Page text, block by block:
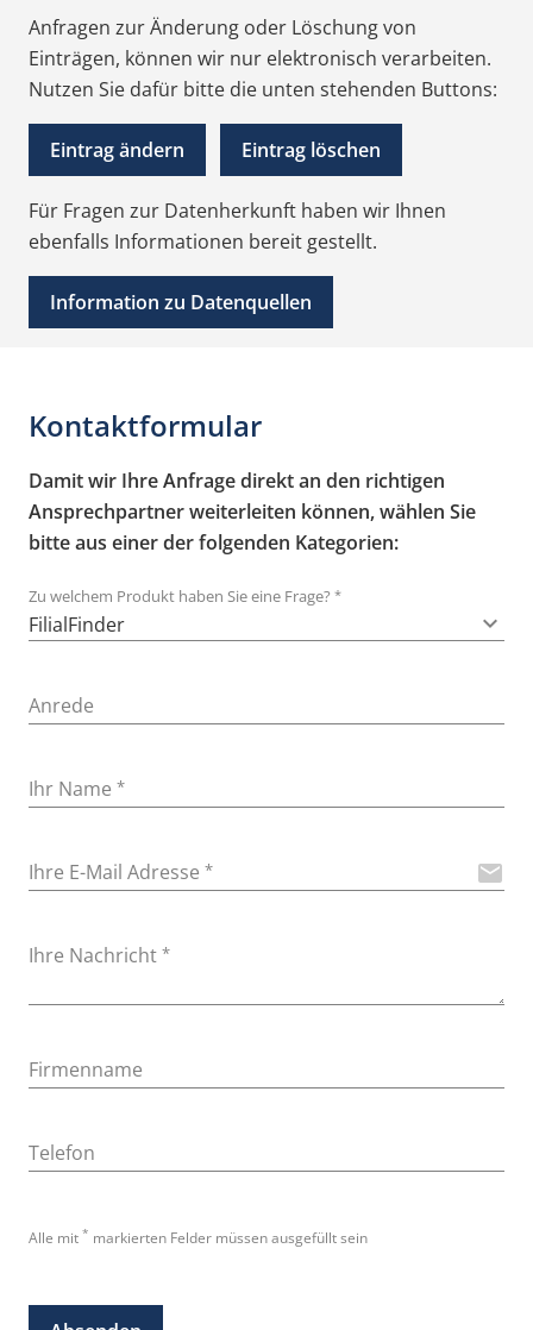
Anfragen zur Änderung oder Löschung von
Einträgen, können wir nur elektronisch verarbeiten.
Nutzen Sie dafür bitte die unten stehenden Buttons:
Eintrag ändern Eintrag löschen
Für Fragen zur Datenherkunft haben wir Ihnen
ebenfalls Informationen bereit gestellt.
Information zu Datenquellen
Kontaktformular
Damit wir Ihre Anfrage direkt an den richtigen
Ansprechpartner weiterleiten können, wählen Sie
bitte aus einer der folgenden Kategorien:
expand_more
Zu welchem Produkt haben Sie eine Frage? *
Anrede
Ihr Name *
mail
Ihre E-Mail Adresse *
Ihre Nachricht *
Firmenname
Telefon
Alle mit * markierten Felder müssen ausgefüllt sein